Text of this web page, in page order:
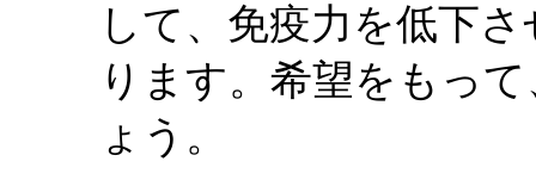
して、免疫力を低下
ります。希望をもっ
ょう。